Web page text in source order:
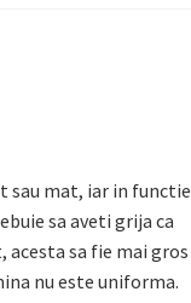
sau mat, iar in functie
sa aveti grija ca
acesta sa fie mai gros
nu este uniforma.